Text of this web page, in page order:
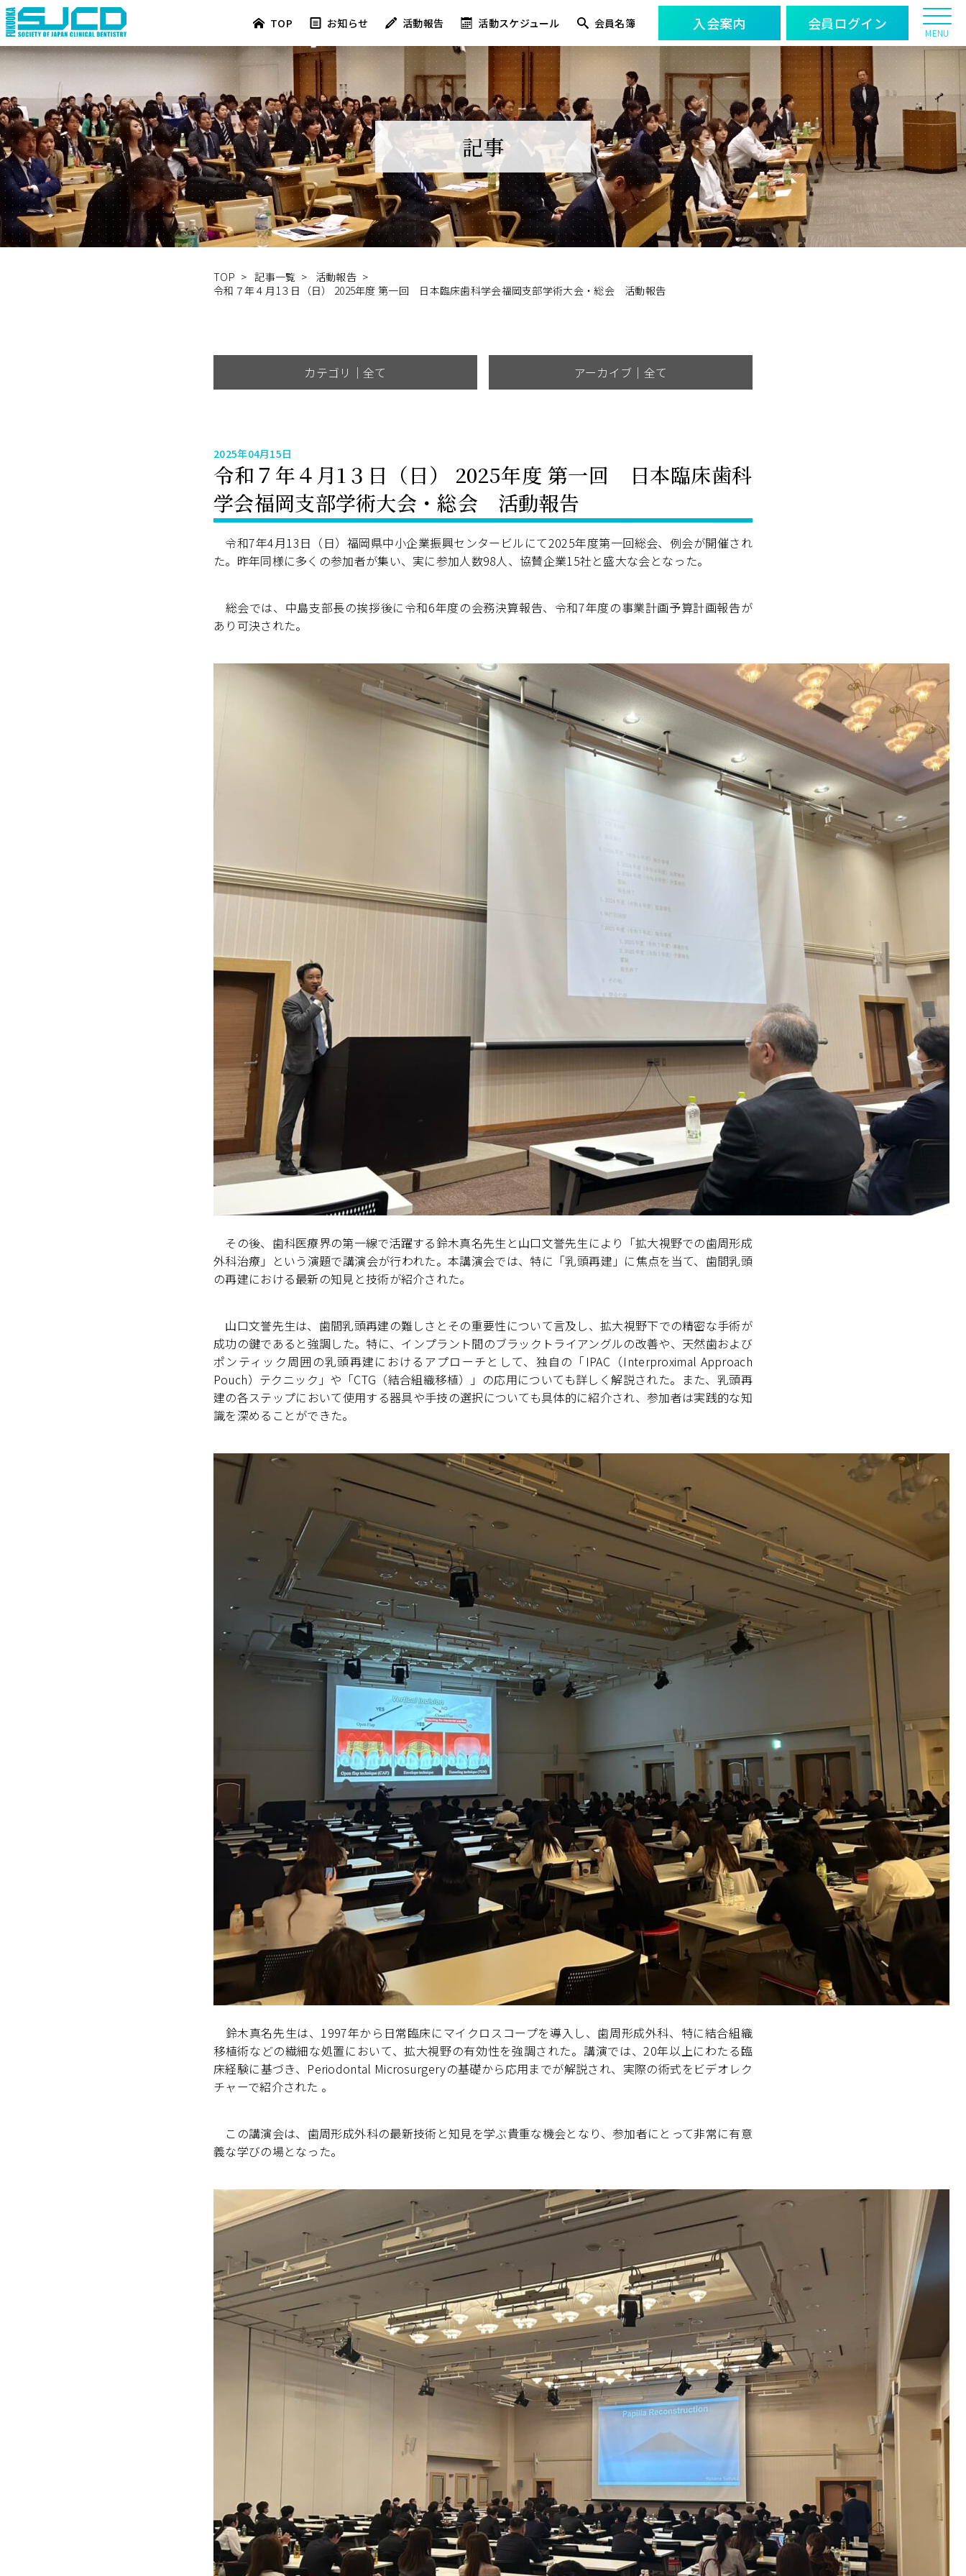
TOP お知らせ 活動報告 活動スケジュール 会員名簿 入会案内 会員ログイン MENU
記事
TOP > 記事一覧 > 活動報告 >
令和７年４月1３日（日） 2025年度 第一回 日本臨床歯科学会福岡支部学術大会・総会 活動報告
カテゴリ｜全て アーカイブ｜全て
2025年04月15日
令和７年４月1３日（日） 2025年度 第一回 日本臨床歯科
学会福岡支部学術大会・総会 活動報告
令和7年4月13日（日）福岡県中小企業振興センタービルにて2025年度第一回総会、例会が開催され
た。昨年同様に多くの参加者が集い、実に参加人数98人、協賛企業15社と盛大な会となった。
総会では、中島支部長の挨拶後に令和6年度の会務決算報告、令和7年度の事業計画予算計画報告が
あり可決された。
その後、歯科医療界の第一線で活躍する鈴木真名先生と山口文誉先生により「拡大視野での歯周形成
外科治療」という演題で講演会が行われた。​本講演会では、特に「乳頭再建」に焦点を当て、歯間乳頭
の再建における最新の知見と技術が紹介された。
山口文誉先生は、歯間乳頭再建の難しさとその重要性について言及し、拡大視野下での精密な手術が
成功の鍵であると強調した。​特に、インプラント間のブラックトライアングルの改善や、天然歯および
ポンティック周囲の乳頭再建におけるアプローチとして、独自の「IPAC（Interproximal Approach
Pouch）テクニック」や「CTG（結合組織移植）」の応用についても詳しく解説された。また、乳頭再
建の各ステップにおいて使用する器具や手技の選択についても具体的に紹介され、参加者は実践的な知
識を深めることができた。​
鈴木真名先生は、1997年から日常臨床にマイクロスコープを導入し、歯周形成外科、特に結合組織
移植術などの繊細な処置において、拡大視野の有効性を強調された。​講演では、20年以上にわたる臨
床経験に基づき、Periodontal Microsurgeryの基礎から応用までが解説され、実際の術式をビデオレク
チャーで紹介された 。​
この講演会は、歯周形成外科の最新技術と知見を学ぶ貴重な機会となり、参加者にとって非常に有意
義な学びの場となった。